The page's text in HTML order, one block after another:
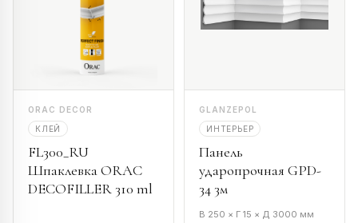
ORAC DECOR
КЛЕЙ
FL300_RU
Шпаклевка ORAC
DECOFILLER 310 ml
GLANZEPOL
ИНТЕРЬЕР
Панель
ударопрочная GPD-
34 3м
В 250 × Г 15 × Д 3000 мм